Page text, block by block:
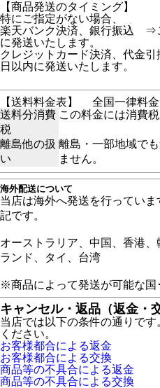
【商品発送のタイミング】
特にご指定がない場合、
楽天バンク決済、銀行振込 ⇒
に発送いたします。
クレジットカード決済、代金
日以内に発送いたします。
【送料料金表】
全国一律料金
送料分消費
税
この料金には消費
離島他の扱
い
離島・一部地域で
ません。
海外配送について
当店は海外へ発送を行ってい
記です。
オーストラリア、中国、香港
ランド、タイ、台湾
※商品によって発送が可能な国
キャンセル・返品（返金・
当店では以下の条件の通りで
ください。
お客様都合による返金
お客様都合による交換
商品等の不具合による返金
商品等の不具合による交換